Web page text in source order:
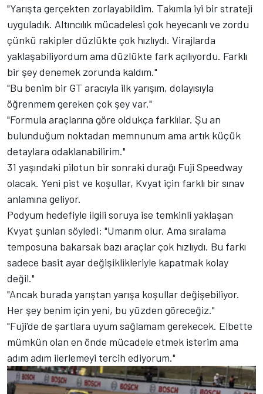
"Yarışta gerçekten zorlayabildim. Takımla iyi bir strateji
uyguladık. Altıncılık mücadelesi çok heyecanlı ve zordu
çünkü rakipler düzlükte çok hızlıydı. Virajlarda
yaklaşabiliyordum ama düzlükte fark açılıyordu. Farklı
bir şey denemek zorunda kaldım."
"Bu benim bir GT aracıyla ilk yarışım, dolayısıyla
öğrenmem gereken çok şey var."
"Formula araçlarına göre oldukça farklılar. Şu an
bulunduğum noktadan memnunum ama artık küçük
detaylara odaklanabilirim."
31 yaşındaki pilotun bir sonraki durağı Fuji Speedway
olacak. Yeni pist ve koşullar, Kvyat için farklı bir sınav
anlamına geliyor.
Podyum hedefiyle ilgili soruya ise temkinli yaklaşan
Kvyat şunları söyledi: "Umarım olur. Ama sıralama
temposuna bakarsak bazı araçlar çok hızlıydı. Bu farkı
sadece basit ayar değişiklikleriyle kapatmak kolay
değil."
"Ancak burada yarıştan yarışa koşullar değişebiliyor.
Her şey benim için yeni, bu yüzden göreceğiz."
"Fuji'de de şartlara uyum sağlamam gerekecek. Elbette
mümkün olan en önde mücadele etmek isterim ama
adım adım ilerlemeyi tercih ediyorum."